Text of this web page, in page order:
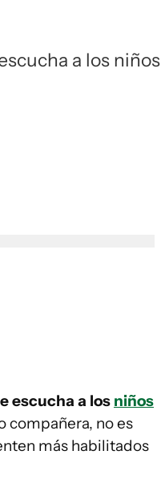
a los niños
escucha a los niños
compañera, no es
más habilitados